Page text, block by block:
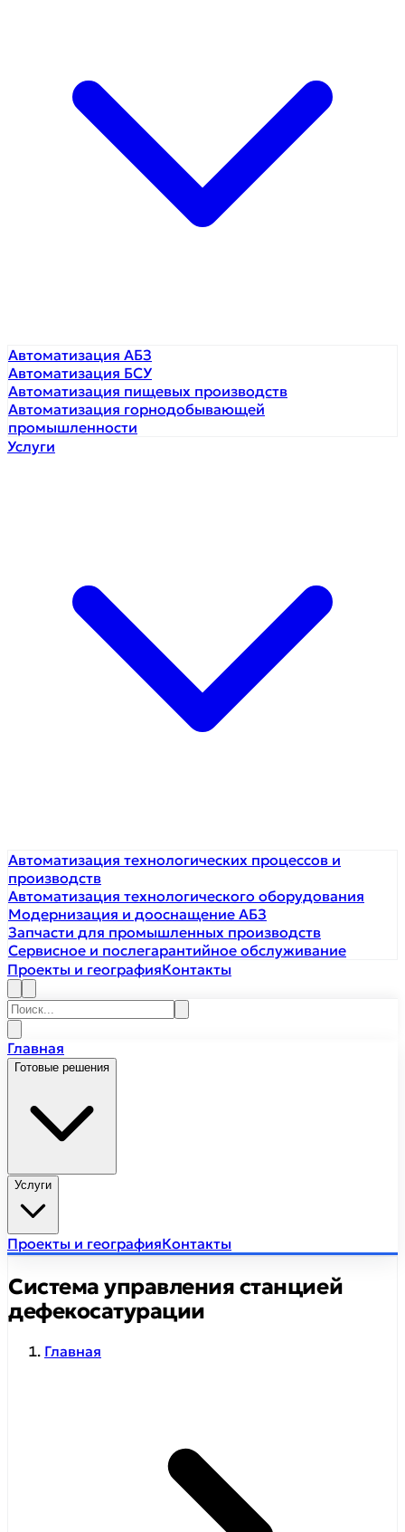
Автоматизация АБЗ
Автоматизация БСУ
Автоматизация пищевых производств
Автоматизация горнодобывающей
промышленности
Услуги
Автоматизация технологических процессов и
производств
Автоматизация технологического оборудования
Модернизация и дооснащение АБЗ
Запчасти для промышленных производств
Сервисное и послегарантийное обслуживание
Проекты и географияКонтакты
Главная
Готовые решения
Услуги
Проекты и географияКонтакты
Cистема управления станцией
дефекосатурации
Главная